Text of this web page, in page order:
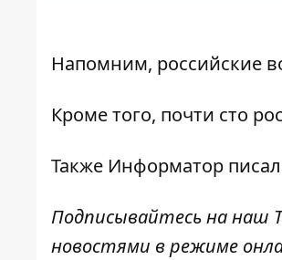
Напомним, российские
Кроме того, почти сто
Также Информатор
Подписывайтесь на наш
новостями в режиме